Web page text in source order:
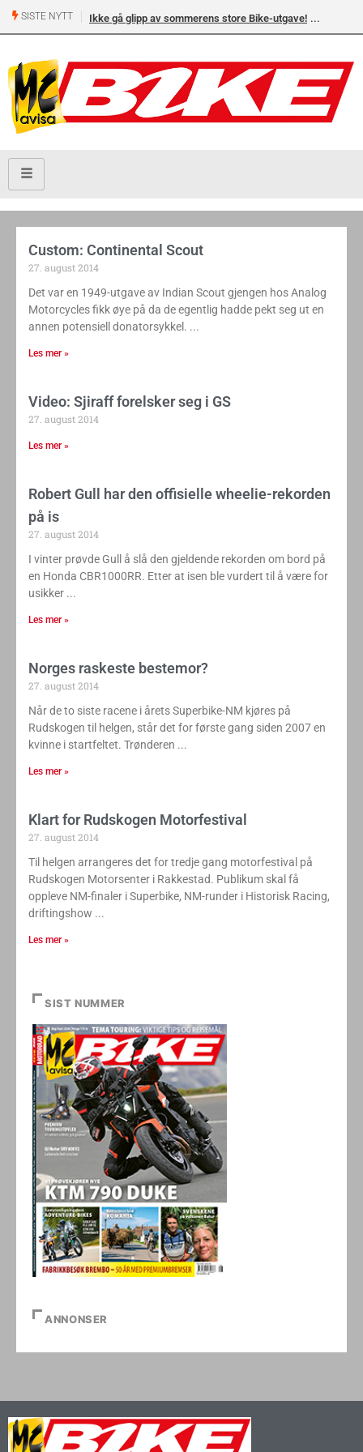
SISTE NYTT Ikke gå glipp av sommerens store Bike-utgave!
Custom: Continental Scout
27. august 2014
Det var en 1949-utgave av Indian Scout gjengen hos Analog
Motorcycles fikk øye på da de egentlig hadde pekt seg ut en
annen potensiell donatorsykkel.
Les mer »
Video: Sjiraff forelsker seg i GS
27. august 2014
Les mer »
Robert Gull har den offisielle wheelie-rekorden
på is
27. august 2014
I vinter prøvde Gull å slå den gjeldende rekorden om bord på
en Honda CBR1000RR. Etter at isen ble vurdert til å være for
usikker
Les mer »
Norges raskeste bestemor?
27. august 2014
Når de to siste racene i årets Superbike-NM kjøres på
Rudskogen til helgen, står det for første gang siden 2007 en
kvinne i startfeltet. Trønderen
Les mer »
Klart for Rudskogen Motorfestival
27. august 2014
Til helgen arrangeres det for tredje gang motorfestival på
Rudskogen Motorsenter i Rakkestad. Publikum skal få
oppleve NM-finaler i Superbike, NM-runder i Historisk Racing,
driftingshow
Les mer »
SIST NUMMER
ANNONSER